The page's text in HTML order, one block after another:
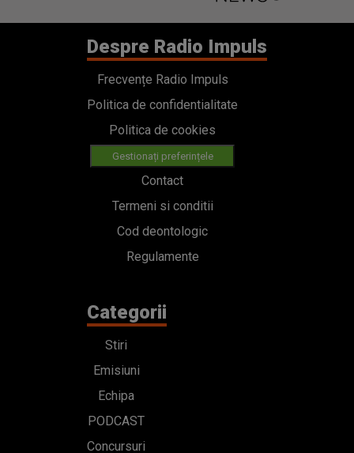
Despre Radio Impuls
Frecvențe Radio Impuls
Politica de confidentialitate
Politica de cookies
Gestionați preferințele
Contact
Termeni si conditii
Cod deontologic
Regulamente
Categorii
Stiri
Emisiuni
Echipa
PODCAST
Concursuri